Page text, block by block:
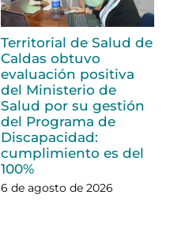
Territorial de Salud de
Caldas obtuvo
evaluación positiva
del Ministerio de
Salud por su gestión
del Programa de
Discapacidad:
cumplimiento es del
100%
6 de agosto de 2026